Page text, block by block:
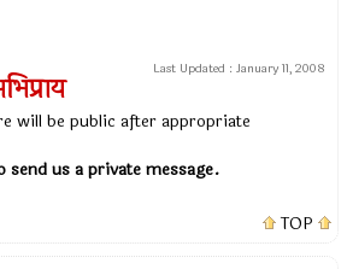
Last Updated : January 11, 2008
will be public after appropriate
send us a private message.
TOP